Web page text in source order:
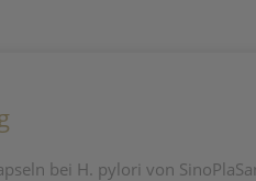
bei H. pylori von